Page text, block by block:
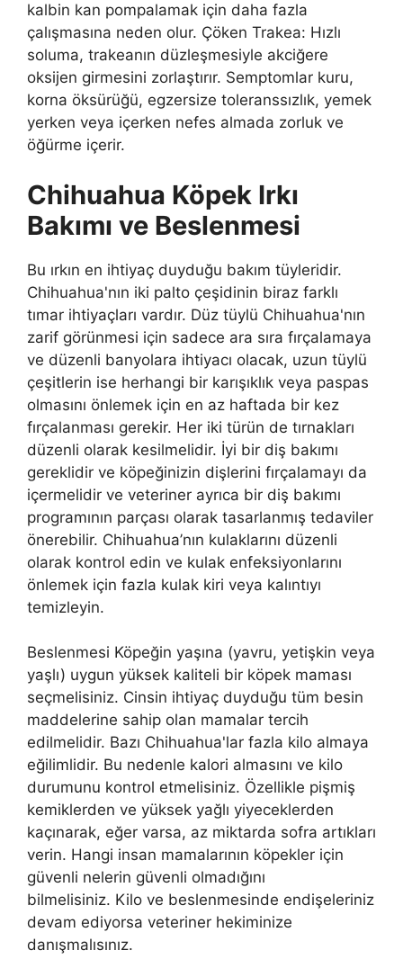
kalbin kan pompalamak için daha fazla
çalışmasına neden olur. Çöken Trakea: Hızlı
soluma, trakeanın düzleşmesiyle akciğere
oksijen girmesini zorlaştırır. Semptomlar kuru,
korna öksürüğü, egzersize toleranssızlık, yemek
yerken veya içerken nefes almada zorluk ve
öğürme içerir.
Chihuahua Köpek Irkı
Bakımı ve Beslenmesi
Bu ırkın en ihtiyaç duyduğu bakım tüyleridir.
Chihuahua'nın iki palto çeşidinin biraz farklı
tımar ihtiyaçları vardır. Düz tüylü Chihuahua'nın
zarif görünmesi için sadece ara sıra fırçalamaya
ve düzenli banyolara ihtiyacı olacak, uzun tüylü
çeşitlerin ise herhangi bir karışıklık veya paspas
olmasını önlemek için en az haftada bir kez
fırçalanması gerekir. Her iki türün de tırnakları
düzenli olarak kesilmelidir. İyi bir diş bakımı
gereklidir ve köpeğinizin dişlerini fırçalamayı da
içermelidir ve veteriner ayrıca bir diş bakımı
programının parçası olarak tasarlanmış tedaviler
önerebilir. Chihuahua’nın kulaklarını düzenli
olarak kontrol edin ve kulak enfeksiyonlarını
önlemek için fazla kulak kiri veya kalıntıyı
temizleyin.
Beslenmesi Köpeğin yaşına (yavru, yetişkin veya
yaşlı) uygun yüksek kaliteli bir köpek maması
seçmelisiniz. Cinsin ihtiyaç duyduğu tüm besin
maddelerine sahip olan mamalar tercih
edilmelidir. Bazı Chihuahua'lar fazla kilo almaya
eğilimlidir. Bu nedenle kalori almasını ve kilo
durumunu kontrol etmelisiniz. Özellikle pişmiş
kemiklerden ve yüksek yağlı yiyeceklerden
kaçınarak, eğer varsa, az miktarda sofra artıkları
verin. Hangi insan mamalarının köpekler için
güvenli nelerin güvenli olmadığını
bilmelisiniz. Kilo ve beslenmesinde endişeleriniz
devam ediyorsa veteriner hekiminize
danışmalısınız.